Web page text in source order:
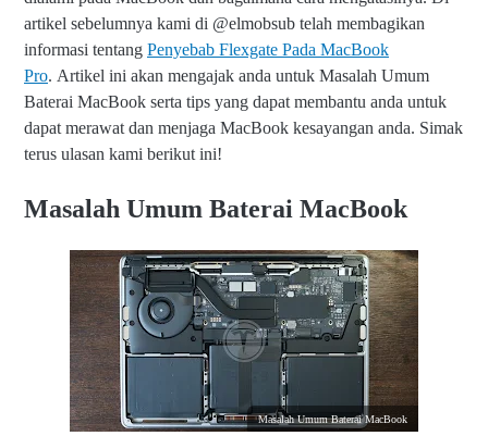
artikel sebelumnya kami di @elmobsub telah membagikan
informasi tentang Penyebab Flexgate Pada MacBook
Pro. Artikel ini akan mengajak anda untuk Masalah Umum
Baterai MacBook serta tips yang dapat membantu anda untuk
dapat merawat dan menjaga MacBook kesayangan anda. Simak
terus ulasan kami berikut ini!
Masalah Umum Baterai MacBook
Masalah Umum Baterai MacBook